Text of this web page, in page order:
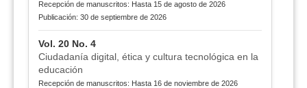
Recepción de manuscritos: Hasta 15 de agosto de 2026
Publicación: 30 de septiembre de 2026
Vol. 20 No. 4
Ciudadanía digital, ética y cultura tecnológica en la
educación
Recepción de manuscritos: Hasta 16 de noviembre de 2026